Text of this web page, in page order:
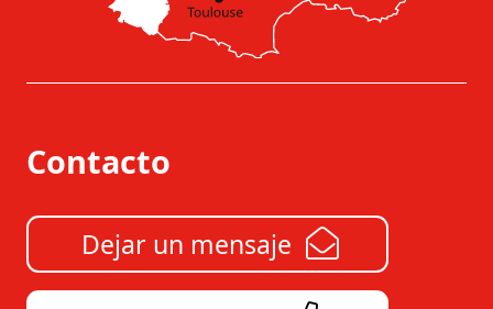
Contacto
Dejar un mensaje